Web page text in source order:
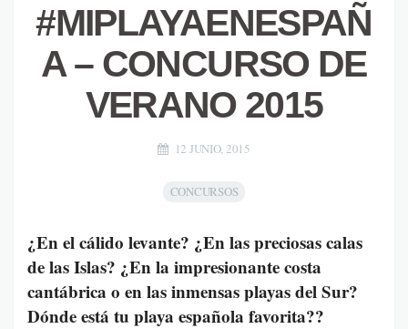
#MIPLAYAENESPAÑ
A – CONCURSO DE
VERANO 2015
12 JUNIO, 2015
CONCURSOS
¿En el cálido levante? ¿En las preciosas calas
de las Islas? ¿En la impresionante costa
cantábrica o en las inmensas playas del Sur?
Dónde está tu playa española favorita??